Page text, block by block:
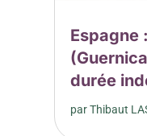
Espagne
durée
parThibaut